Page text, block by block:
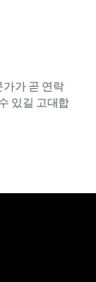
가가 곧 연락
있길 고대합